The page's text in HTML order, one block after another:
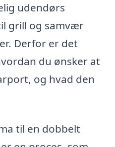
udendørs
grill og samvær
Derfor er det
du ønsker at
og hvad den
til en dobbelt